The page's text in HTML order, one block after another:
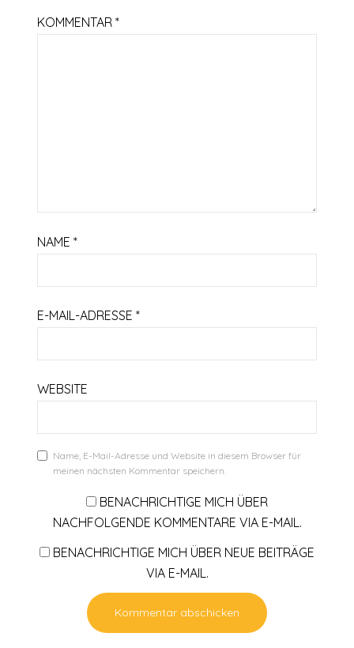
KOMMENTAR*
NAME*
E-MAIL-ADRESSE*
WEBSITE
Name, E-Mail-Adresse und Website in diesem Browser für
meinen nächsten Kommentar speichern.
BENACHRICHTIGE MICH ÜBER
NACHFOLGENDE KOMMENTARE VIA E-MAIL.
BENACHRICHTIGE MICH ÜBER NEUE BEITRÄGE
VIA E-MAIL.